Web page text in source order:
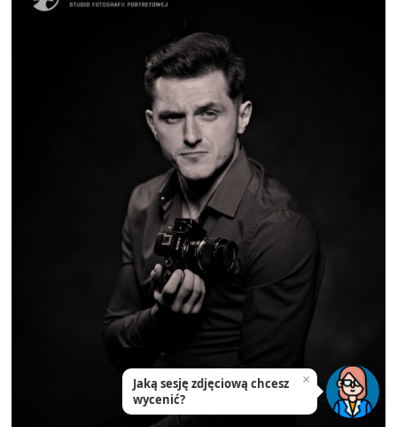
Jaką sesję zdjęciową chcesz
wycenić?
×